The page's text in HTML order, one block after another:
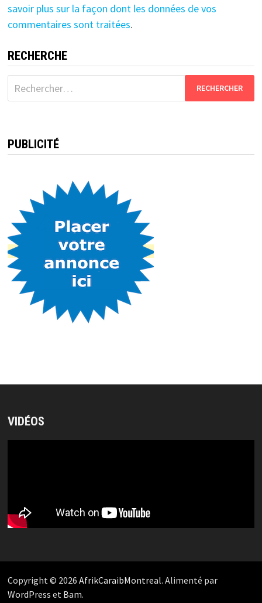
savoir plus sur la façon dont les données de vos
commentaires sont traitées.
RECHERCHE
Rechercher :
PUBLICITÉ
VIDÉOS
Copyright © 2026 AfrikCaraibMontreal. Alimenté par
WordPress et Bam.